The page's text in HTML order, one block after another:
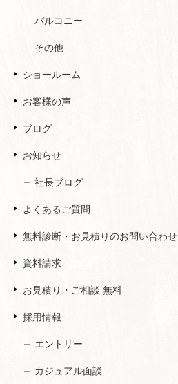
バルコニー
その他
ショールーム
お客様の声
ブログ
お知らせ
社長ブログ
よくあるご質問
無料診断・お見積りのお問い合わせ
資料請求
お見積り・ご相談 無料
採用情報
エントリー
カジュアル面談